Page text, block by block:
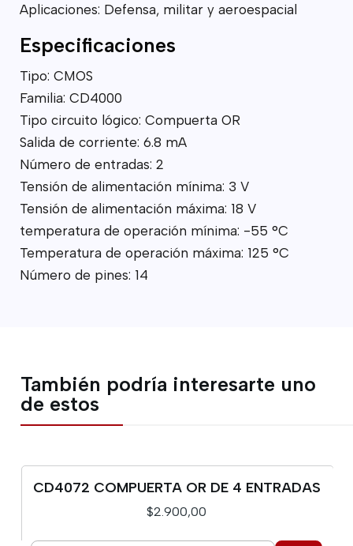
Aplicaciones: Defensa, militar y aeroespacial
Especificaciones
Tipo: CMOS
Familia: CD4000
Tipo circuito lógico: Compuerta OR
Salida de corriente: 6.8 mA
Número de entradas: 2
Tensión de alimentación mínima: 3 V
Tensión de alimentación máxima: 18 V
temperatura de operación mínima: -55 °C
Temperatura de operación máxima: 125 °C
Número de pines: 14
También podría interesarte uno
de estos
CD4072 COMPUERTA OR DE 4 ENTRADAS
$2.900,00